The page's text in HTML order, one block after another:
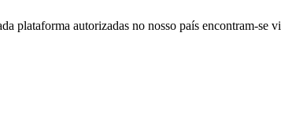
plataforma autorizadas no nosso país encontram-se